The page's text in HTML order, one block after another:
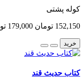
کوله پشتی
152,150 تومان 179,000 تومان
خرید
کتاب حدیث قند